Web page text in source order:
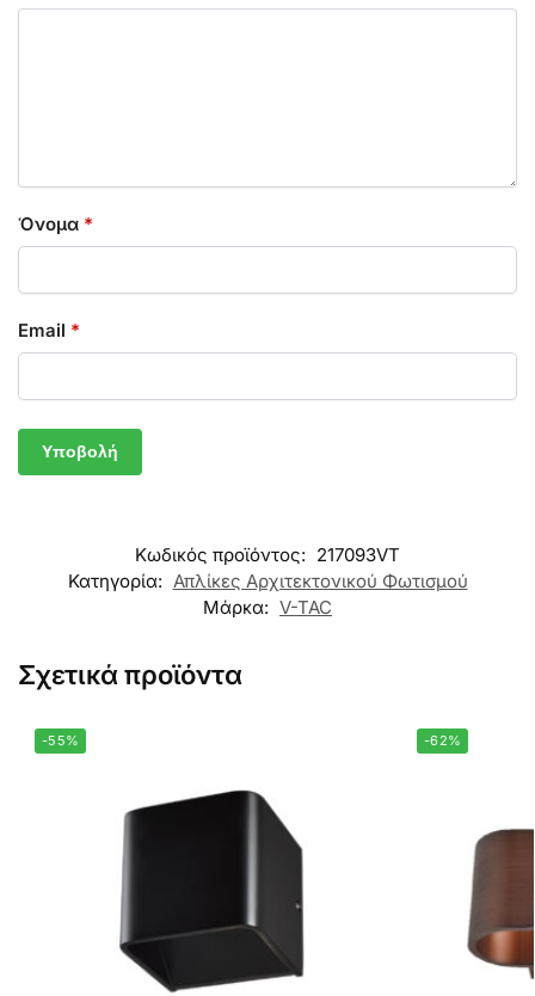
Όνομα *
Email *
Κωδικός προϊόντος: 217093VT
Κατηγορία: Απλίκες Αρχιτεκτονικού Φωτισμού
Μάρκα: V-TAC
Σχετικά προϊόντα
-55% -62%